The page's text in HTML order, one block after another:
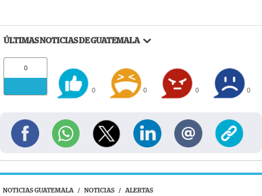
ÚLTIMAS NOTICIAS DE GUATEMALA
0
0 0 0 0
NOTICIAS GUATEMALA / NOTICIAS / ALERTAS